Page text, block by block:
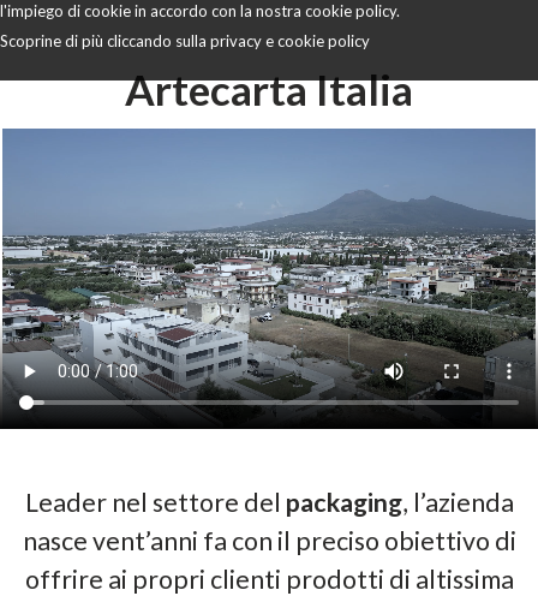
l'impiego di cookie in accordo con la nostra cookie policy.
Scoprine di più cliccando sulla privacy e cookie policy
Artecarta Italia
Leader nel settore del packaging, l’azienda
nasce vent’anni fa con il preciso obiettivo di
offrire ai propri clienti prodotti di altissima